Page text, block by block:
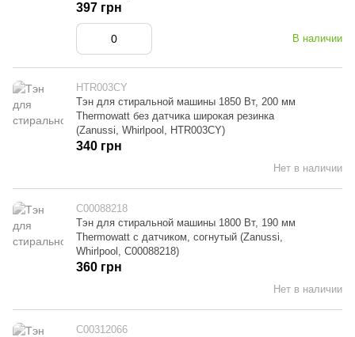
В наличии
397 грн
HTR003CY
Тэн для стиральной машины 1850 Вт, 200 мм
Thermowatt без датчика широкая резинка
(Zanussi, Whirlpool, HTR003CY)
Нет в наличии
340 грн
C00088218
Тэн для стиральной машины 1800 Вт, 190 мм
Thermowatt с датчиком, согнутый (Zanussi,
Whirlpool, C00088218)
Нет в наличии
360 грн
C00312066